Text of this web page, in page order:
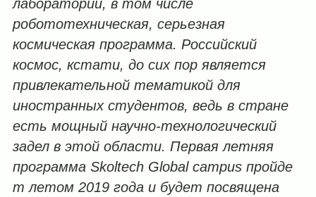
лабораторий, в том числе
робототехническая, серьезная
космическая программа. Российский
космос, кстати, до сих пор является
привлекательной тематикой для
иностранных студентов, ведь в стране
есть мощный научно-технологический
задел в этой области. Первая летняя
программа Skoltech Global campus пройде
т летом 2019 года и будет посвящена